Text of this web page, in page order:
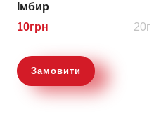
Імбир
10грн 20г
Замовити